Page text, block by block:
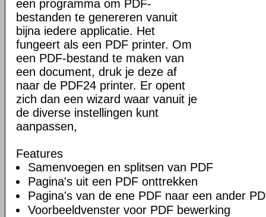
een programma om PDF-
bestanden te genereren vanuit
bijna iedere applicatie. Het
fungeert als een PDF printer. Om
een PDF-bestand te maken van
een document, druk je deze af
naar de PDF24 printer. Er opent
zich dan een wizard waar vanuit je
de diverse instellingen kunt
aanpassen,
Features
Samenvoegen en splitsen van PDF
Pagina's uit een PDF onttrekken
Pagina's van de ene PDF naar een ander
Voorbeeldvenster voor PDF bewerking